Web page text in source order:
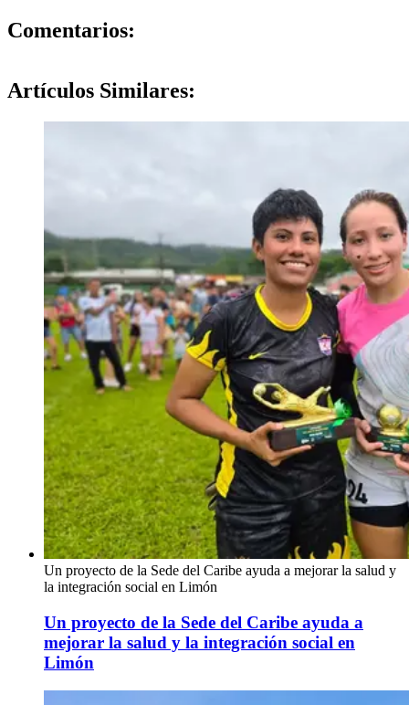
Comentarios:
Artículos Similares:
Un proyecto de la Sede del Caribe ayuda a mejorar la salud y
la integración social en Limón
Un proyecto de la Sede del Caribe ayuda a
mejorar la salud y la integración social en
Limón